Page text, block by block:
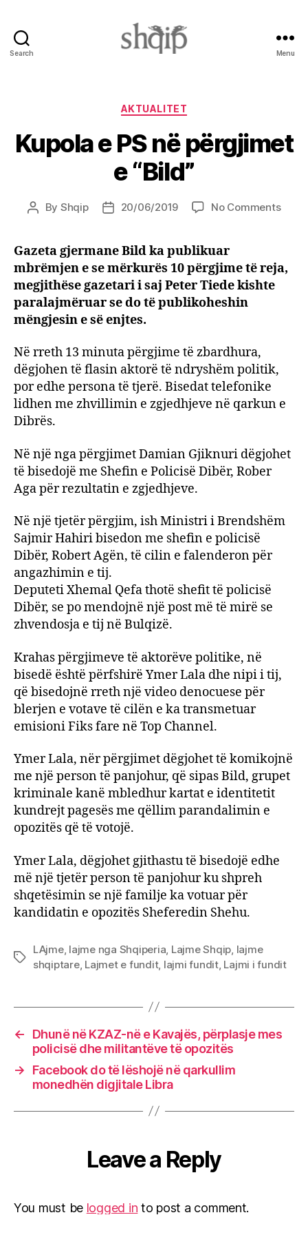
Search Menu
Categories
AKTUALITET
Kupola e PS në përgjimet
e “Bild”
Post
By Shqip
Post20/06/2019 No Commentson
në
Gazeta gjermane Bild ka publikuar
mbrëmjen e se mërkurës 10 përgjime të reja,
megjithëse gazetari i saj Peter Tiede kishte
paralajmëruar se do të publikoheshin
mëngjesin e së enjtes.
Në rreth 13 minuta përgjime të zbardhura,
dëgjohen të flasin aktorë të ndryshëm politik,
por edhe persona të tjerë. Bisedat telefonike
lidhen me zhvillimin e zgjedhjeve në qarkun e
Dibrës.
Në një nga përgjimet Damian Gjiknuri dëgjohet
të bisedojë me Shefin e Policisë Dibër, Rober
Aga për rezultatin e zgjedhjeve.
Në një tjetër përgjim, ish Ministri i Brendshëm
Sajmir Hahiri bisedon me shefin e policisë
Dibër, Robert Agën, të cilin e falenderon për
angazhimin e tij.
Deputeti Xhemal Qefa thotë shefit të policisë
Dibër, se po mendojnë një post më të mirë se
zhvendosja e tij në Bulqizë.
Krahas përgjimeve të aktorëve politike, në
bisedë është përfshirë Ymer Lala dhe nipi i tij,
që bisedojnë rreth një video denocuese për
blerjen e votave të cilën e ka transmetuar
emisioni Fiks fare në Top Channel.
Ymer Lala, nër përgjimet dëgjohet të komikojnë
me një person të panjohur, që sipas Bild, grupet
kriminale kanë mbledhur kartat e identitetit
kundrejt pagesës me qëllim parandalimin e
opozitës që të votojë.
Ymer Lala, dëgjohet gjithastu të bisedojë edhe
më një tjetër person të panjohur ku shpreh
shqetësimin se një familje ka votuar për
kandidatin e opozitës Sheferedin Shehu.
Tags
LAjme, lajme nga Shqiperia Lajme Shqip lajme
shqiptare, Lajmet e fundit, lajmi fundit, Lajmi i fundit
←
Dhunë në KZAZ-në e Kavajës, përplasje mes
policisë dhe militantëve të opozitës
→
Facebook do të lëshojë në qarkullim
monedhën digjitale Libra
Leave a Reply
You must be logged in to post a comment.